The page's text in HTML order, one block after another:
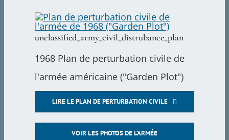
unclassified_army_civil_distrubance_plan
1968 Plan de perturbation civile de
l'armée américaine ("Garden Plot")
LIRE LE PLAN DE PERTURBATION CIVILE
VOIR LES PHOTOS DE L’ARMÉE